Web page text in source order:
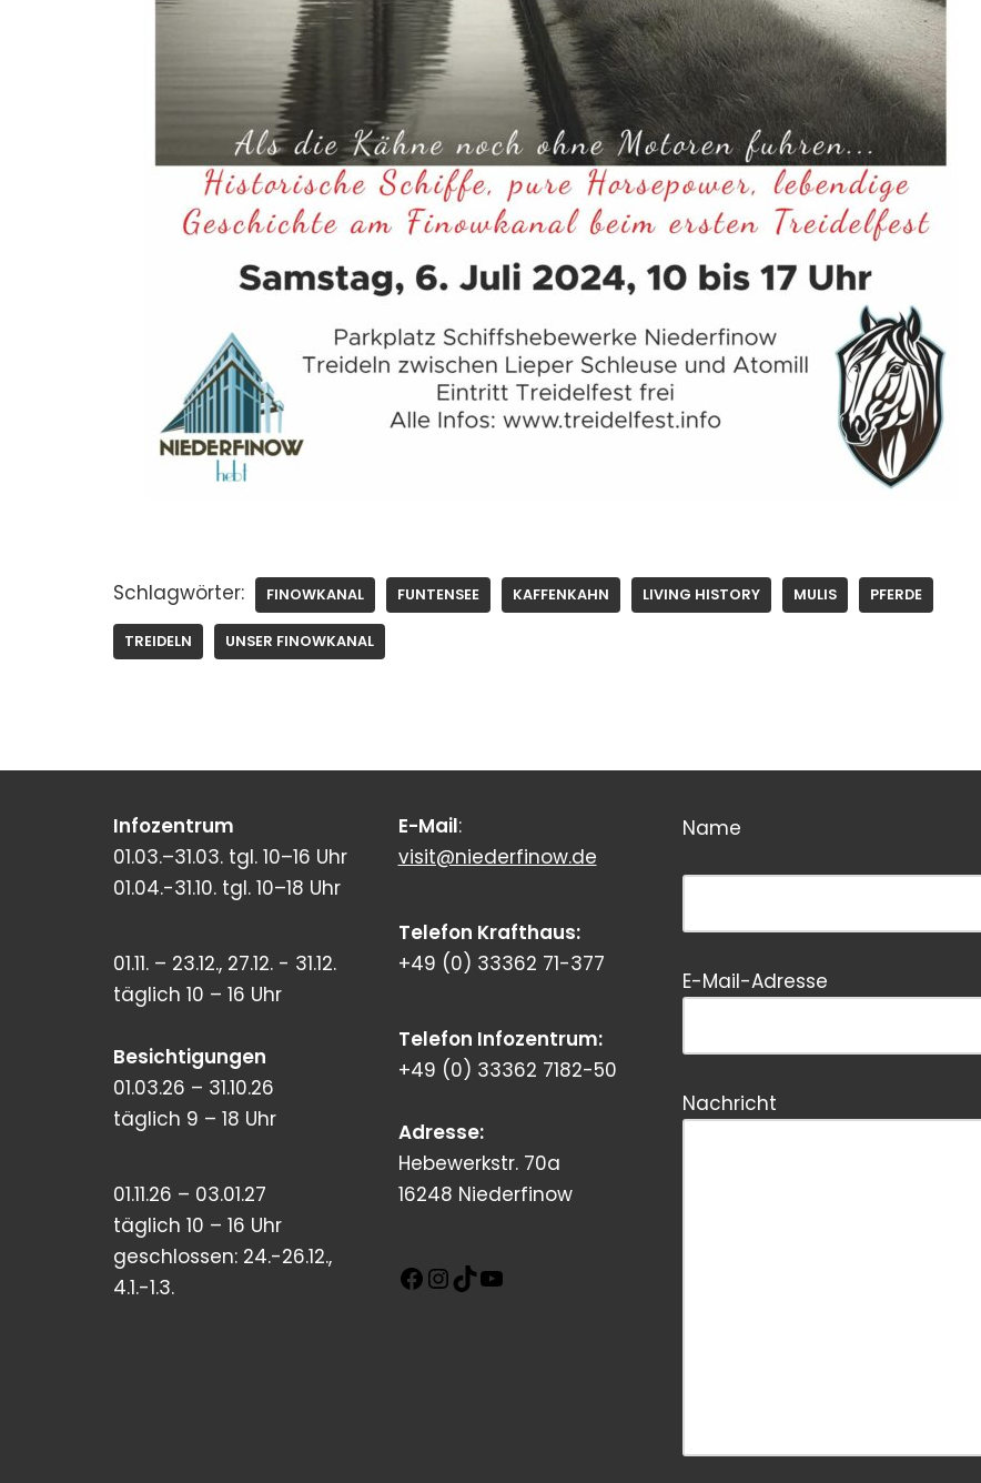
Schlagwörter: FINOWKANAL FUNTENSEE KAFFENKAHN LIVING HISTORY MULIS PFERDE
TREIDELN UNSER FINOWKANAL
Infozentrum
01.03.–31.03. tgl. 10–16 Uhr
01.04.-31.10. tgl. 10–18 Uhr
01.11. – 23.12., 27.12. - 31.12.
täglich 10 – 16 Uhr
Besichtigungen
01.03.26 – 31.10.26
täglich 9 – 18 Uhr
01.11.26 – 03.01.27
täglich 10 – 16 Uhr
geschlossen: 24.-26.12.,
4.1.-1.3.
E-Mail:
visit@niederfinow.de
Telefon Krafthaus:
+49 (0) 33362 71-377
Telefon Infozentrum:
+49 (0) 33362 7182-50
Adresse:
Hebewerkstr. 70a
16248 Niederfinow
Name
Bitte dieses Feld leer lassen!
Bitte dieses Feld leer lassen!
E-Mail-Adresse
Nachricht